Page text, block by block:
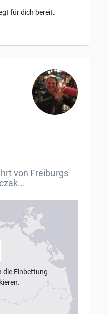
für dich bereit.
von Freiburgs
die Einbettung